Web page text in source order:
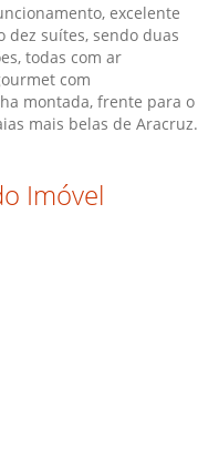
excelente
dez suítes, sendo duas
todas com ar
com
montada, frente para o
mais belas de Aracruz.
Imóvel